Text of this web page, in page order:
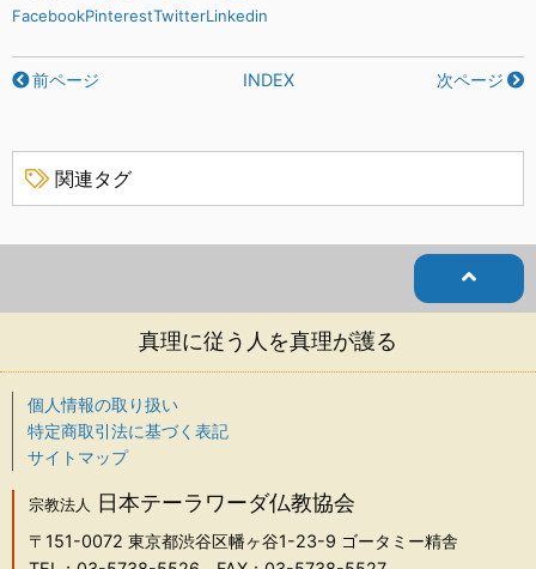
FacebookPinterestTwitterLinkedin
前ページ INDEX 次ページ
関連タグ
真理に従う人を真理が護る
個人情報の取り扱い
特定商取引法に基づく表記
サイトマップ
宗教法人 日本テーラワーダ仏教協会
〒151-0072 東京都渋谷区幡ヶ谷1-23-9 ゴータミー精舎